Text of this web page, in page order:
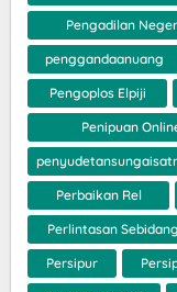
Pengadilan
penggandaanuang
Pengoplos Elpiji
Penipuan
Perbaikan Rel
Perlintasan Sebidang
Persipur